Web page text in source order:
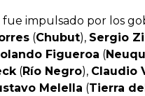
fue impulsado por los
(Chubut), Sergio
Figueroa (
(Río Negro), Claudio
Melella (Tierra